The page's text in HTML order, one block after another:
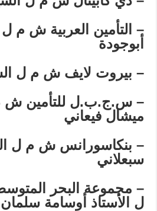
– التأمين العربية ش م
أبوجودة
– بيروت لايف ش م ل
–س.ج.ب.ل للتأمين ش
ميشال فيعاني
– بنكاسورانس ش م ل
سبعلاني
– مجموعة البحر
ل الأستاذ أوسامة سلمان